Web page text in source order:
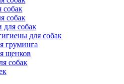
собак
собак
для собак
для собак
груминга
щенков
собак